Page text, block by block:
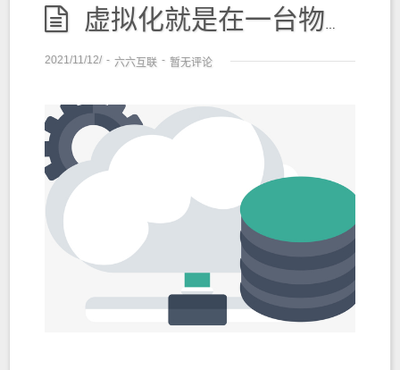
虚拟化就是在一台物理服务器上，运行多台“虚拟服务器”
2021/11/12/ - 六六互联 - 暂无评论